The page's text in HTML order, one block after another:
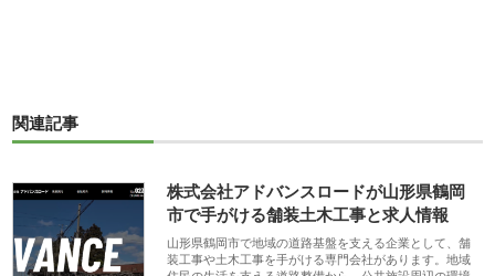
関連記事
株式会社アドバンスロードが山形県鶴岡
市で手がける舗装土木工事と求人情報
山形県鶴岡市で地域の道路基盤を支える企業として、舗
装工事や土木工事を手がける専門会社があります。地域